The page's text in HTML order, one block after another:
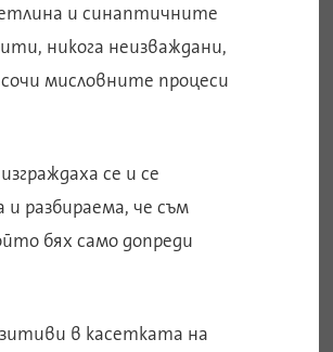
и синаптичните
никога неизваждани,
мисловните процеси
се и се
и разбираема, че съм
бях само допреди
в касетката на